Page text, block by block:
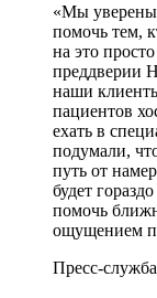
«Мы
помочь тем,
на это
преддверии
наши
пациентов
ехать в
подумали,
путь от
будет
помочь
ощущением
Пресс-